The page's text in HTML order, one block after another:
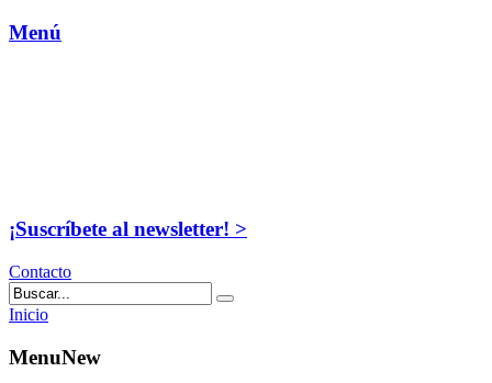
Menú
¡Suscríbete al newsletter! >
Contacto
Inicio
MenuNew